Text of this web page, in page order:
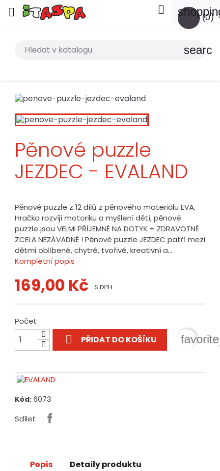
 (0)

search
Pěnové puzzle
JEZDEC - EVALAND
Pěnové puzzle z 12 dílů z pěnového materiálu EVA.
Hračka rozvíjí motoriku a myšlení dětí, pěnové
puzzle jsou VELMI PŘÍJEMNÉ NA DOTYK + ZDRAVOTNĚ
ZCELA NEZÁVADNÉ ! Pěnové puzzle JEZDEC patří mezi
dětmi oblíbené, chytré, tvořivé, kreativní a...
Kompletní popis
169,00 Kč S DPH
Počet
 PŘIDAT DO KOŠÍKU
Kód: 6073
Sdílet
Popis
Detaily produktu